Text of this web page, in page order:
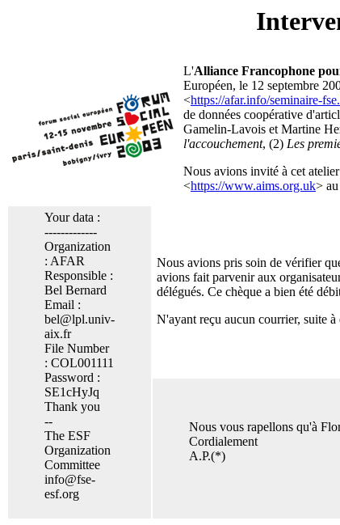
L'Alliance Francophone
Européen, le 12 septembre
<https://afar.info/seminaire-
de données coopérative
Gamelin-Lavois et Martine
l'accouchement, (2) Les
Nous avions invité à cet
<https://www.aims.org.uk>
Your data :
-------------
Organization
: AFAR
Responsible :
Bel Bernard
Email :
bel@lpl.univ-
aix.fr
File Number
: COL001111
Password :
SE1cHyJq
Thank you
--
The ESF
Organization
Committee
info@fse-
esf.org
Nous avions pris soin de vérifier
avions fait parvenir aux
délégués. Ce chèque a bien été
N'ayant reçu aucun courrier, suite à
Nous vous rapellons qu'à
Cordialement
A.P.(*)